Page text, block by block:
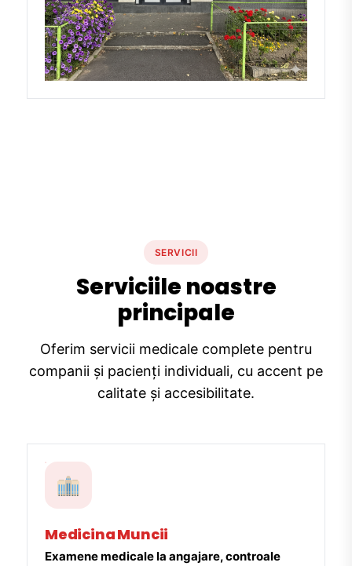
SERVICII
Serviciile noastre
principale
Oferim servicii medicale complete pentru
companii și pacienți individuali, cu accent pe
calitate și accesibilitate.
Medicina Muncii
Examene medicale la angajare, controale